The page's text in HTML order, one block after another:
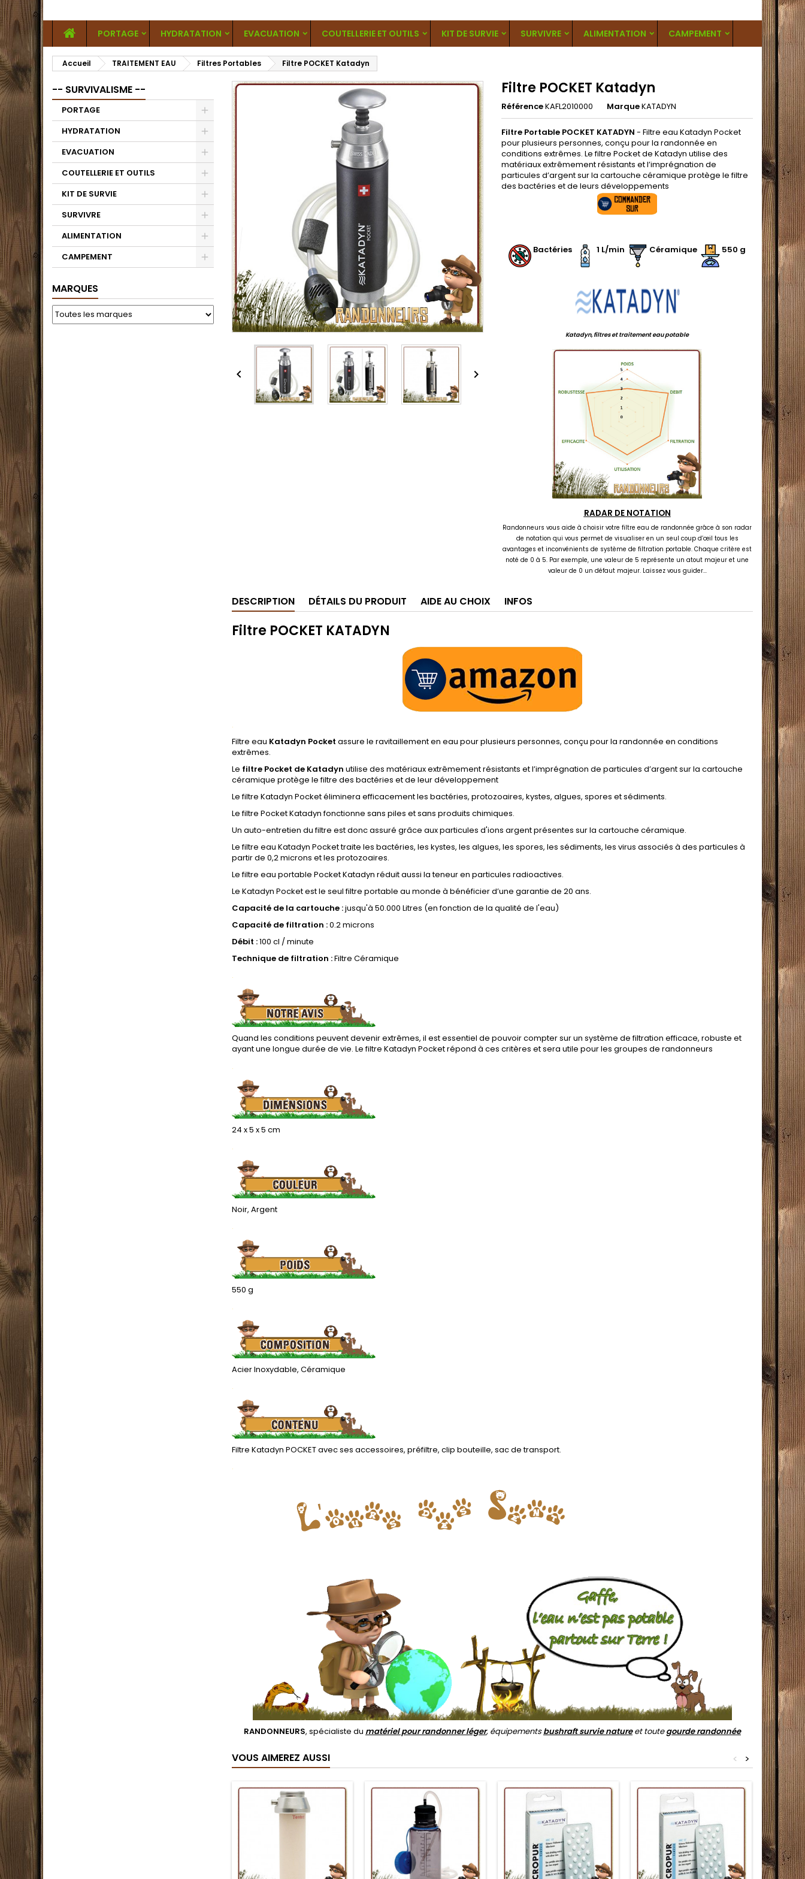
PORTAGE HYDRATATION EVACUATION COUTELLERIE ET OUTILS KIT DE SURVIE SURVIVRE ALIMENTATION CAMPEMENT
Accueil TRAITEMENT EAU Filtres Portables Filtre POCKET Katadyn
-- SURVIVALISME --
PORTAGE
HYDRATATION
EVACUATION
COUTELLERIE ET OUTILS
KIT DE SURVIE
SURVIVRE
ALIMENTATION
CAMPEMENT
MARQUES
 
Filtre POCKET Katadyn
RéférenceKAFL2010000 MarqueKATADYN
Filtre Portable POCKET KATADYN - Filtre eau Katadyn Pocket
pour plusieurs personnes, conçu pour la randonnée en
conditions extrêmes. Le filtre Pocket de Katadyn utilise des
matériaux extrêmement résistants et l’imprégnation de
particules d’argent sur la cartouche céramique protège le filtre
des bactéries et de leurs développements
Bactéries
1 L/min Céramique 550 g
Katadyn, filtres et traitement eau potable
RADAR DE NOTATION
Randonneurs vous aide à choisir votre filtre eau de randonnée grâce à son radar
de notation qui vous permet de visualiser en un seul coup d’œil tous les
avantages et inconvénients de système de filtration portable. Chaque critère est
noté de 0 à 5. Par exemple, une valeur de 5 représente un atout majeur et une
valeur de 0 un défaut majeur. Laissez vous guider...
DESCRIPTION DÉTAILS DU PRODUIT AIDE AU CHOIX INFOS
Filtre POCKET KATADYN
.
Filtre eau Katadyn Pocket assure le ravitaillement en eau pour plusieurs personnes, conçu pour la randonnée en conditions
extrêmes.
Le filtre Pocket de Katadyn utilise des matériaux extrêmement résistants et l’imprégnation de particules d’argent sur la cartouche
céramique protège le filtre des bactéries et de leur développement
Le filtre Katadyn Pocket éliminera efficacement les bactéries, protozoaires, kystes, algues, spores et sédiments.
Le filtre Pocket Katadyn fonctionne sans piles et sans produits chimiques.
Un auto-entretien du filtre est donc assuré grâce aux particules d'ions argent présentes sur la cartouche céramique.
Le filtre eau Katadyn Pocket traite les bactéries, les kystes, les algues, les spores, les sédiments, les virus associés à des particules à
partir de 0,2 microns et les protozoaires.
Le filtre eau portable Pocket Katadyn réduit aussi la teneur en particules radioactives.
Le Katadyn Pocket est le seul filtre portable au monde à bénéficier d’une garantie de 20 ans.
Capacité de la cartouche :jusqu'à 50.000 Litres (en fonction de la qualité de l'eau)
Capacité de filtration :0.2 microns
Débit :100 cl / minute
Technique de filtration :Filtre Céramique
.
Quand les conditions peuvent devenir extrêmes, il est essentiel de pouvoir compter sur un système de filtration efficace, robuste et
ayant une longue durée de vie. Le filtre Katadyn Pocket répond à ces critères et sera utile pour les groupes de randonneurs
.
24 x 5 x 5 cm
.
Noir, Argent
.
550 g
.
Acier Inoxydable, Céramique
.
Filtre Katadyn POCKET avec ses accessoires, préfiltre, clip bouteille, sac de transport.
.
RANDONNEURS, spécialiste du matériel pour randonner léger, équipementsbushraft survie natureet toutegourde randonnée
VOUS AIMEREZ AUSSI >
<